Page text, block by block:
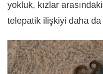
yokluk, kızlar
telepatik ilişkiyi daha